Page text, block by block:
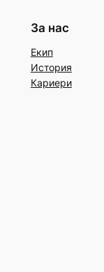
За нас
Екип
История
Кариери